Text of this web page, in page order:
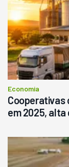
Economia
Cooperativas
em 2025, alta